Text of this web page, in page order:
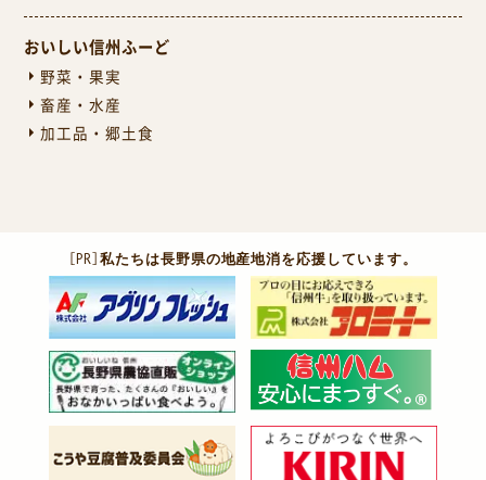
おいしい信州ふーど
野菜・果実
畜産・水産
加工品・郷土食
［PR］私たちは長野県の地産地消を応援しています。